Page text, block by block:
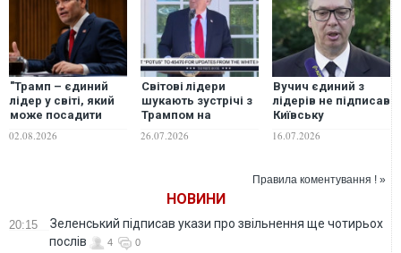
"Трамп – єдиний
лідер у світі, який
може посадити
Росію та Україну за
стіл переговорів", -
02.08.2026
Світові лідери
шукають зустрічі з
Трампом на
церемонії
прощання із
26.07.2026
Вучич єдиний з
лідерів не підписав
Київську
декларацію саміту
"Україна –
16.07.2026
Правила коментування ! »
НОВИНИ
20:15
Зеленський підписав укази про звільнення ще чотирьох
послів
4 0